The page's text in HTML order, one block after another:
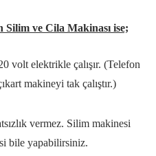
ve Cila Makinası ise;
volt elektrikle çalışır. (Telefon
makineyi tak çalıştır.)
vermez. Silim makinesi
bile yapabilirsiniz.